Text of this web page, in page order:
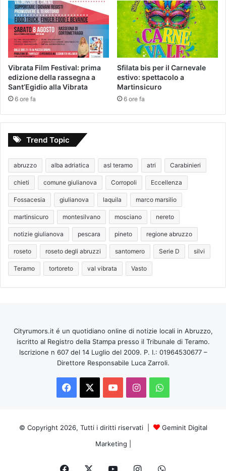
Vibrata Film Festival: prima
edizione della rassegna a
Sant’Egidio alla Vibrata
6 ore fa
Sfilata bis per il Carnevale
estivo: spettacolo a
Martinsicuro
6 ore fa
Trend Topic
abruzzo alba adriatica asl teramo atri Carabinieri
chieti comune giulianova Corropoli Eccellenza
Fossacesia giulianova laquila marco marsilio
martinsicuro montesilvano mosciano nereto
notizie giulianova pescara pineto regione abruzzo
roseto roseto degli abruzzi santomero Serie D silvi
Teramo tortoreto val vibrata Vasto
Cityrumors.it é un quotidiano online di notizie locali in Abruzzo,
iscritto al Registro della Stampa presso il Tribunale di Teramo.
Iscrizione n 607 del 14 Luglio del 2009. P. I.: 01964530677 –
Direttore Responsabile Luca Zarroli.
Facebook
You InstagramWhatsApp
© Copyright 2026, Tutti i diritti riservati |
Geminit Digital
Marketing
Facebook InstagramWhatsApp